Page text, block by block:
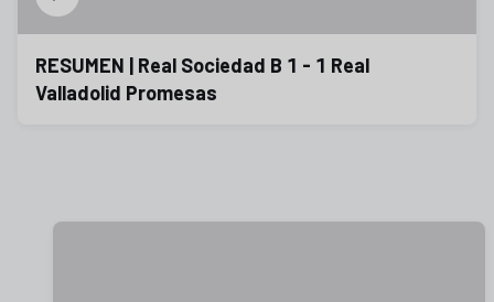
RESUMEN | Real Sociedad B 1 - 1 Real
Valladolid Promesas